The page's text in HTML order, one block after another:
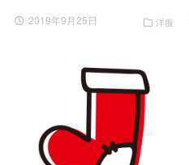
2019年9月25日 洋服